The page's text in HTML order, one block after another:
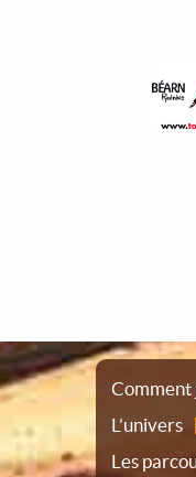
Plan
du
Comment
L’univers
Les